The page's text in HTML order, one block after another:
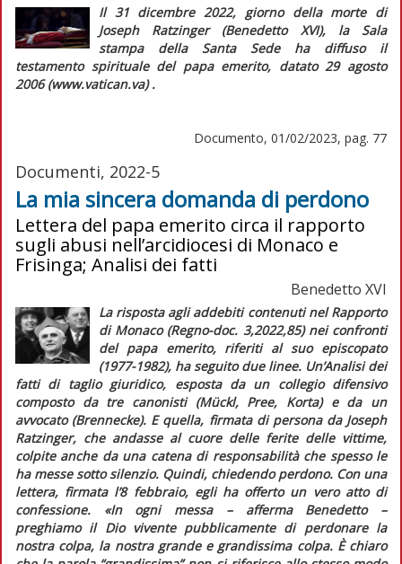
Il 31 dicembre 2022, giorno della morte di
Joseph Ratzinger (Benedetto XVI), la Sala
stampa della Santa Sede ha diffuso il
testamento spirituale del papa emerito, datato 29 agosto
2006 (www.vatican.va) .
Documento, 01/02/2023, pag. 77
Documenti, 2022-5
La mia sincera domanda di perdono
Lettera del papa emerito circa il rapporto
sugli abusi nell’arcidiocesi di Monaco e
Frisinga; Analisi dei fatti
Benedetto XVI
La risposta agli addebiti contenuti nel Rapporto
di Monaco (Regno-doc. 3,2022,85) nei confronti
del papa emerito, riferiti al suo episcopato
(1977-1982), ha seguito due linee. Un’Analisi dei
fattidi taglio giuridico, esposta da un collegio difensivo
composto da tre canonisti (Mückl, Pree, Korta) e da un
avvocato (Brennecke). E quella, firmata di persona da Joseph
Ratzinger, che andasse al cuore delle ferite delle vittime,
colpite anche da una catena di responsabilità che spesso le
ha messe sotto silenzio. Quindi, chiedendo perdono. Con una
lettera, firmata l’8 febbraio, egli ha offerto un vero atto di
confessione. «In ogni messa – afferma Benedetto –
preghiamo il Dio vivente pubblicamente di perdonare la
nostra colpa, la nostra grande e grandissima colpa. È chiaro